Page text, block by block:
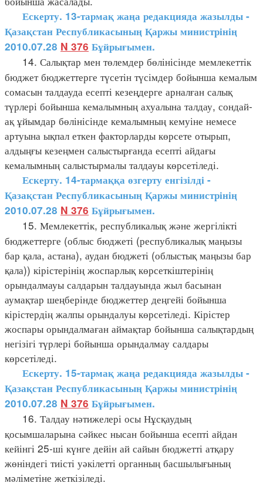
Ескерту. 13-тармақ жаңа редакцияда жазылды -
Қазақстан Республикасының Қаржы министрінің
2010.07.28 N 376 Бұйрығымен.
14. Салықтар мен төлемдер бөлінісінде мемлекеттік
бюджет бюджеттерге түсетін түсімдер бойынша кемалым
сомасын талдауда есепті кезеңдерге арналған салық
түрлері бойынша кемалымның ахуалына талдау, сондай-
ақ ұйымдар бөлінісінде кемалымның кемуіне немесе
артуына ықпал еткен факторларды көрсете отырып,
алдыңғы кезеңмен салыстырғанда есепті айдағы
кемалымның салыстырмалы талдауы көрсетіледі.
Ескерту. 14-тармаққа өзгерту енгізілді -
Қазақстан Республикасының Қаржы министрінің
2010.07.28 N 376 Бұйрығымен.
15. Мемлекеттік, республикалық және жергілікті
бюджеттерге (облыс бюджеті (республикалық маңызы
бар қала, астана), аудан бюджеті (облыстық маңызы бар
қала)) кірістерінің жоспарлық көрсеткіштерінің
орындалмауы салдарын талдауында жыл басынан
аумақтар шеңберінде бюджеттер деңгейі бойынша
кірістердің жалпы орындалуы көрсетіледі. Кірістер
жоспары орындалмаған аймақтар бойынша салықтардың
негізігі түрлері бойынша орындалмау салдары
көрсетіледі.
Ескерту. 15-тармақ жаңа редакцияда жазылды -
Қазақстан Республикасының Қаржы министрінің
2010.07.28 N 376 Бұйрығымен.
16. Талдау нәтижелері осы Нұсқаудың
қосымшаларына сәйкес нысан бойынша есепті айдан
кейінгі 25-ші күнге дейін ай сайын бюджетті атқару
жөніндегі тиісті уәкілетті органның басшылығының
мәліметіне жеткізіледі.